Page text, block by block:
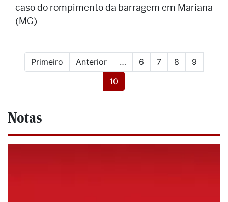
caso do rompimento da barragem em Mariana
(MG).
Primeiro Anterior … 6 7 8
9
10
Notas